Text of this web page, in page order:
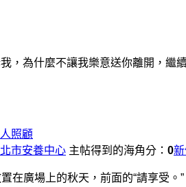
，為什麼不讓我樂意送你離開，繼
照顧
市安養中心 主帖得到的海角分： 0
在廣場上的秋天，前面的“請享受。”